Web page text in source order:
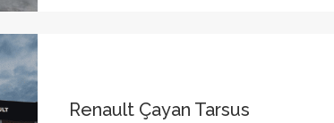
Renault Çayan Tarsus